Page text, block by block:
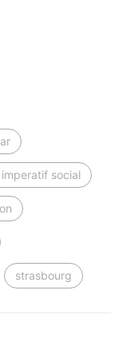
social
strasbourg